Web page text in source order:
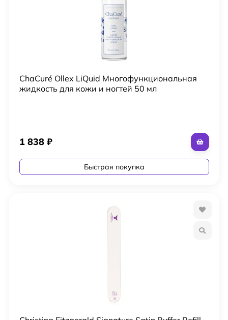
ChaCuré Ollex LiQuid Многофункциональная
жидкость для кожи и ногтей 50 мл
1 838 ₽
Быстрая покупка